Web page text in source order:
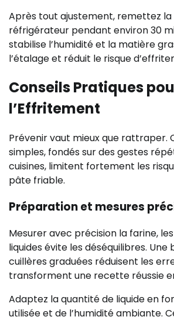
Après tout ajustement, remettez
réfrigérateur pendant environ 30
stabilise l’humidité et la matière
l’étalage et réduit le risque
Conseils Pratiques
l’Effritement
Prévenir vaut mieux que rattraper.
simples, fondés sur des gestes
cuisines, limitent fortement les
pâte friable.
Préparation et mesures
Mesurer avec précision la farine,
liquides évite les déséquilibres.
cuillères graduées réduisent les
transforment une recette réussie
Adaptez la quantité de liquide en
utilisée et de l’humidité ambiante.